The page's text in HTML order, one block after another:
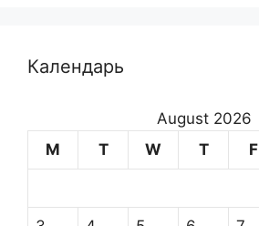
Календарь
August 2026
M
T W T F